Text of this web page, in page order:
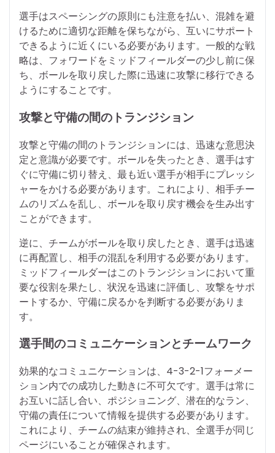
選手はスペーシングの原則にも注意を払い、混雑を避
けるために適切な距離を保ちながら、互いにサポート
できるように近くにいる必要があります。一般的な戦
略は、フォワードをミッドフィールダーの少し前に保
ち、ボールを取り戻した際に迅速に攻撃に移行できる
ようにすることです。
攻撃と守備の間のトランジション
攻撃と守備の間のトランジションには、迅速な意思決
定と意識が必要です。ボールを失ったとき、選手はす
ぐに守備に切り替え、最も近い選手が相手にプレッシ
ャーをかける必要があります。これにより、相手チー
ムのリズムを乱し、ボールを取り戻す機会を生み出す
ことができます。
逆に、チームがボールを取り戻したとき、選手は迅速
に再配置し、相手の混乱を利用する必要があります。
ミッドフィールダーはこのトランジションにおいて重
要な役割を果たし、状況を迅速に評価し、攻撃をサポ
ートするか、守備に戻るかを判断する必要がありま
す。
選手間のコミュニケーションとチームワーク
効果的なコミュニケーションは、4-3-2-1フォーメー
ション内での成功した動きに不可欠です。選手は常に
お互いに話し合い、ポジショニング、潜在的なラン、
守備の責任について情報を提供する必要があります。
これにより、チームの結束が維持され、全選手が同じ
ページにいることが確保されます。